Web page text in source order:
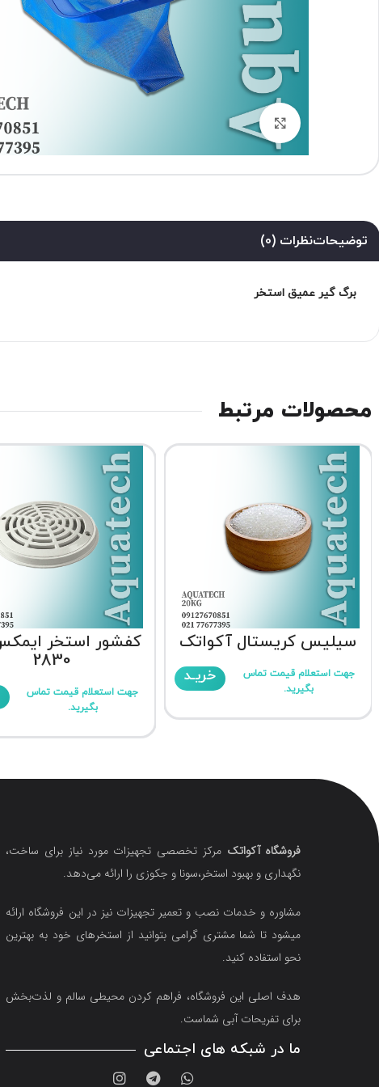
برای بزرگنمایی کلیک کنید
توضیحاتنظرات (0)
برگ گیر عمیق استخر
محصولات مرتبط
سیلیس کریستال آکواتک
جهت استعلام قیمت تماس
بگیرید.
خریـد
2830
جهت استعلام قیمت تماس
بگیرید.
فروشگاه آکواتک مرکز تخصصی تجهیزات مورد نیاز برای ساخت،
نگهداری و بهبود استخر،سونا و جکوزی را ارائه می‌دهد.
مشاوره و خدمات نصب و تعمیر تجهیزات نیز در این فروشگاه ارائه
میشود تا شما مشتری گرامی بتوانید از استخرهای خود به بهترین
نحو استفاده کنید.
هدف اصلی این فروشگاه‌، فراهم کردن محیطی سالم و لذت‌بخش
برای تفریحات آبی شماست.
ما در شبکه های اجتماعی